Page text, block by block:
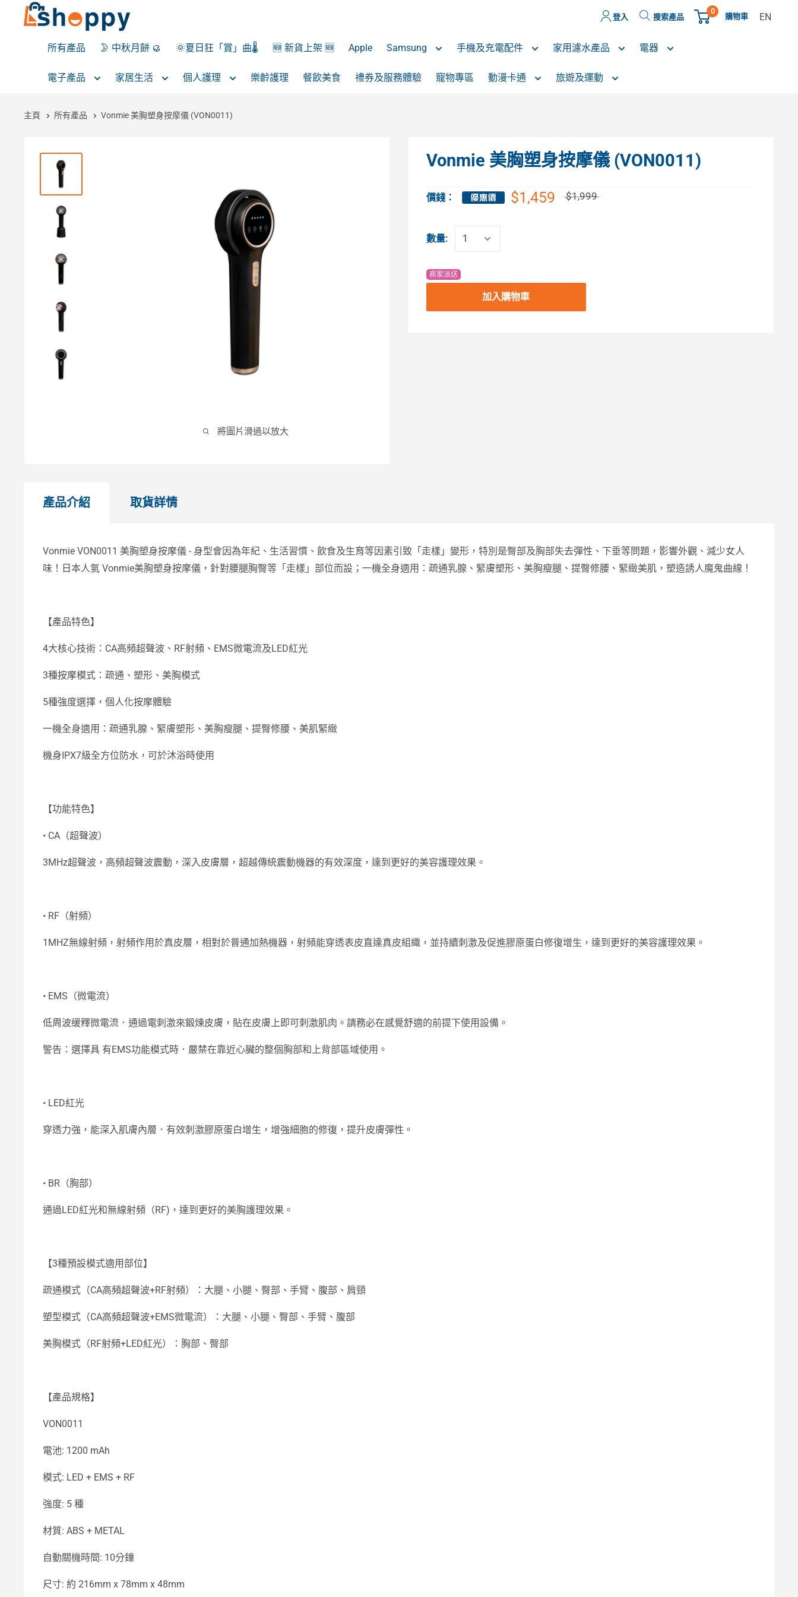
登入 搜索產品
0
購物車 EN
所有產品 🌛 中秋月餅 🥮 🌞夏日狂「賞」曲🌡️ 🆕 新貨上架 🆕 Apple Samsung 手機及充電配件 家用濾水產品 電器
電子產品 家居生活 個人護理 樂齡護理 餐飲美食 禮券及服務體驗 寵物專區 動漫卡通 旅遊及運動
主頁 所有產品 Vonmie 美胸塑身按摩儀 (VON0011)
將圖片滑過以放大
Vonmie 美胸塑身按摩儀 (VON0011)
價錢： $1,459 $1,999
數量:
商家派送
加入購物車
產品介紹
Vonmie VON0011 美胸塑身按摩儀 - 身型會因為年紀、生活習慣、飲食及生育等因素引致「走樣」變形，特別是臀部及胸部失去彈性、下垂等問題，影響外觀、減少女人
味！日本人氣 Vonmie美胸塑身按摩儀，針對腰腿胸臀等「走樣」部位而設；一機全身適用：疏通乳腺、緊膚塑形、美胸瘦腿、提臀修腰、緊緻美肌，塑造誘人魔鬼曲線！
【產品特色】
4大核心技術：CA高頻超聲波、RF射頻、EMS微電流及LED紅光
3種按摩模式：疏通、塑形、美胸模式
5種強度選擇，個人化按摩體驗
一機全身適用：疏通乳腺、緊膚塑形、美胸瘦腿、提臀修腰、美肌緊緻
機身IPX7級全方位防水，可於沐浴時使用
【功能特色】
• CA（超聲波）
3MHz超聲波，高頻超聲波震動，深入皮膚層，超越傳統震動機器的有效深度，達到更好的美容護理效果。
• RF（射頻）
1MHZ無線射頻，射頻作用於真皮層，相對於普通加熱機器，射頻能穿透表皮直達真皮組織，並持續刺激及促進膠原蛋白修復增生，達到更好的美容護理效果。
• EMS（微電流）
低周波缓釋微電流．通過電刺激來鍛煉皮膚，貼在皮膚上即可刺激肌肉。請務必在感覺舒適的前提下使用設備。
警告：選擇具 有EMS功能模式時．嚴禁在靠近心臟的整個胸部和上背部區域使用。
• LED紅光
穿透力強，能深入肌膚內層．有效刺激膠原蛋白增生，增強細胞的修復，提升皮膚彈性。
• BR（胸部）
通過LED紅光和無線射頻（RF)，達到更好的美胸護理效果。
【3種預設模式適用部位】
疏通模式（CA高頻超聲波+RF射頻）：大腿、小腿、臀部、手臂、腹部、肩頸
塑型模式（CA高頻超聲波+EMS微電流）：大腿、小腿、臀部、手臂、腹部
美胸模式（RF射頻+LED紅光）：胸部、臀部
【產品規格】
VON0011
電池: 1200 mAh
模式: LED + EMS + RF
強度: 5 種
材質: ABS + METAL
自動關機時間: 10分鐘
尺寸: 約 216mm x 78mm x 48mm
取貨詳情